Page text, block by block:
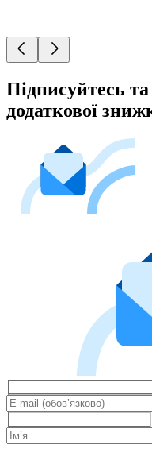
Підписуйтесь
додаткової